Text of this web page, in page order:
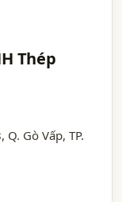
Thép
Q. Gò Vấp, TP.